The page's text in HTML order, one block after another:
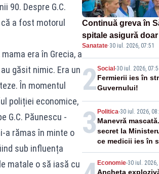
90. Despre G.C.
a fost motorul
era în Grecia, a
găsit nimic. Era un
În momentul
poliției economice,
G.C. Păunescu -
a rămas în minte o
sub influența
matale o să iasă cu
Continuă greva în
spitale asigură
Sanatate·30 iul. 2026, 07:51
2Social -30 iul. 2026,
Fermierii ies în
Guvernului!
3 Politica-30 iul. 2026,
Manevră
secret la
ce medicii ies în
Economie-30 iul. 2026,
Ancheta